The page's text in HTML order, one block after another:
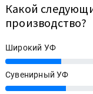
Какой
производство?
Широкий УФ
25%
Сувенирный УФ
27%